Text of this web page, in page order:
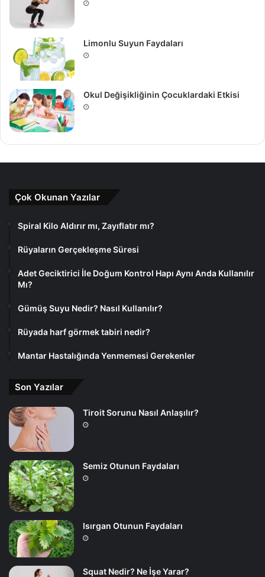
Limonlu Suyun Faydaları
Okul Değişikliğinin Çocuklardaki Etkisi
Çok Okunan Yazılar
Spiral Kilo Aldırır mı, Zayıflatır mı?
Rüyaların Gerçekleşme Süresi
Adet Geciktirici İle Doğum Kontrol Hapı Aynı Anda Kullanılır
Mı?
Gümüş Suyu Nedir? Nasıl Kullanılır?
Rüyada harf görmek tabiri nedir?
Mantar Hastalığında Yenmemesi Gerekenler
Son Yazılar
Tiroit Sorunu Nasıl Anlaşılır?
Semiz Otunun Faydaları
Isırgan Otunun Faydaları
Squat Nedir? Ne İşe Yarar?